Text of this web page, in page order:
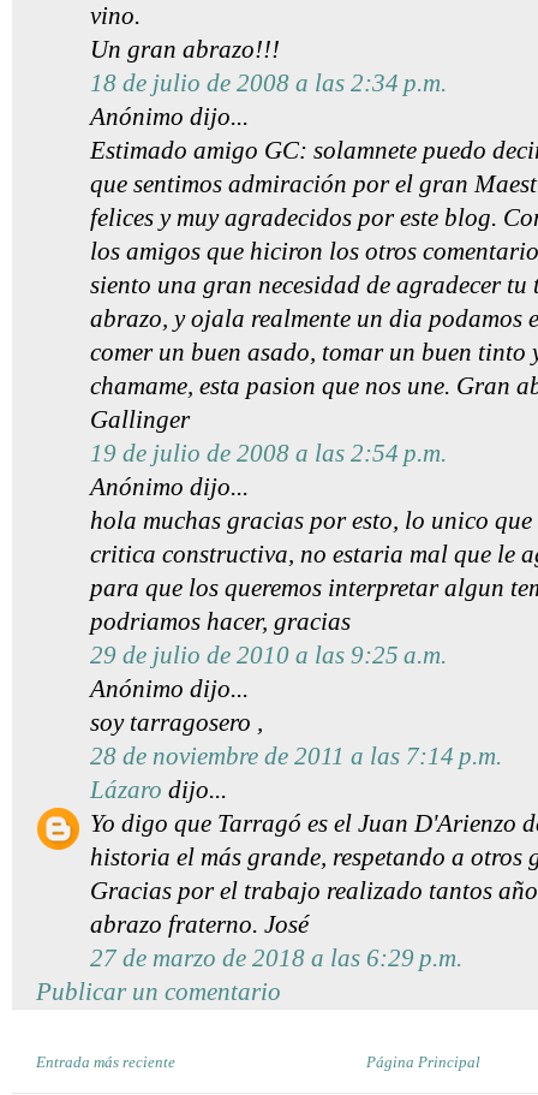
vino.
Un gran abrazo!!!
18 de julio de 2008 a las 2:34 p.m.
Anónimo dijo...
Estimado amigo GC: solamnete puedo
que sentimos admiración por el gran
felices y muy agradecidos por este blog.
los amigos que hiciron los otros
siento una gran necesidad de agradecer
abrazo, y ojala realmente un dia podamos
comer un buen asado, tomar un buen tinto
chamame, esta pasion que nos une. Gran
Gallinger
19 de julio de 2008 a las 2:54 p.m.
Anónimo dijo...
hola muchas gracias por esto, lo unico
critica constructiva, no estaria mal que le
para que los queremos interpretar algun
podriamos hacer, gracias
29 de julio de 2010 a las 9:25 a.m.
Anónimo dijo...
soy tarragosero ,
28 de noviembre de 2011 a las 7:14 p.m.
Lázaro dijo...
Yo digo que Tarragó es el Juan D'Arienzo
historia el más grande, respetando a otros
Gracias por el trabajo realizado tantos
abrazo fraterno. José
27 de marzo de 2018 a las 6:29 p.m.
Publicar un comentario
Entrada más reciente Página Principal